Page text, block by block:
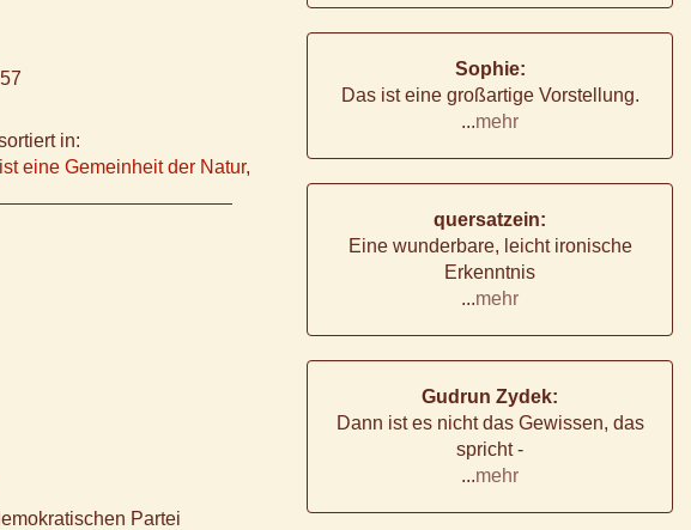
in:
eine Gemeinheit der Natur,
Partei
Sophie:
Das ist eine großartige Vorstellung.
...mehr
quersatzein:
Eine wunderbare, leicht ironische
Erkenntnis
...mehr
Gudrun Zydek:
Dann ist es nicht das Gewissen, das
spricht -
...mehr